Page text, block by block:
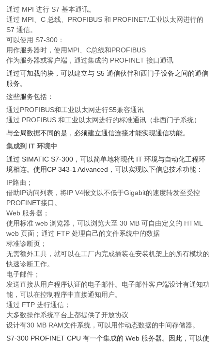
通过 MPI 进行 S7 基本通讯。
通过 MPI、C 总线、PROFIBUS 和 PROFINET/工业以太网进行的
S7 通信。
可以使用 S7-300：
用作服务器时，使用MPI、C总线和PROFIBUS
作为服务器或客户端，通过集成的 PROFINET 接口通讯
通过可加载的块，可以建立与 S5 通信伙伴和西门子设备之间的通信
服务。
这些服务包括：
通过PROFIBUS和工业以太网进行S5兼容通讯
通过 PROFIBUS 和工业以太网进行的标准通讯（非西门子系统）
与全局数据不同的是，必须建立通信连接才能实现通信功能。
集成到 IT 环境中
通过 SIMATIC S7-300，可以简单地将现代 IT 环境与自动化工程环
境相连。使用CP 343-1 Advanced，可以实现以下信息技术功能：
IP路由；
借助IP访问列表，将IP V4报文以不低于Gigabit的速度转发至受控
PROFINET接口。
Web 服务器；
使用标准 web 浏览器，可以浏览大至 30 MB 可自由定义的 HTML
web 页面；通过 FTP 处理自己的文件系统中的数据
标准诊断页；
无需额外工具，就可以在工厂内完成插装在安装机架上的所有模块的
快速诊断工作。
电子邮件；
发送直接从用户程序认证的电子邮件。电子邮件客户端设计有通知功
能，可以在控制程序中直接通知用户。
通过 FTP 进行通信；
大多数操作系统平台上都提供了开放协议
设计有30 MB RAM文件系统，可以用作动态数据的中间存储器。
S7-300 PROFINET CPU 有一个集成的 Web 服务器。因此，可以使